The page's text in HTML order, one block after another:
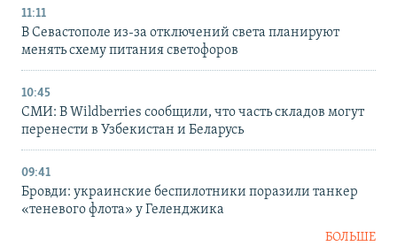
11:11
В Севастополе из-за отключений света планируют
менять схему питания светофоров
10:45
СМИ: В Wildberries сообщили, что часть складов могут
перенести в Узбекистан и Беларусь
09:41
Бровди: украинские беспилотники поразили танкер
«теневого флота» у Геленджика
БОЛЬШЕ